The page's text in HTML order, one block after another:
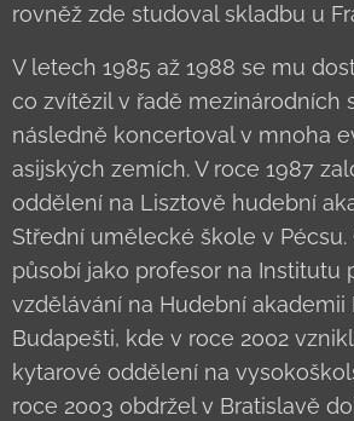
rovněž zde studoval skladbu u
V letech 1985 až 1988 se mu
co zvítězil v řadě mezinárodních
následně koncertoval v mnoha
asijských zemích. V roce 1987
oddělení na Lisztově hudební
Střední umělecké škole v Pécsu.
působí jako profesor na Institutu
vzdělávání na Hudební akademii
Budapešti, kde v roce 2002
kytarové oddělení na
roce 2003 obdržel v Bratislavě